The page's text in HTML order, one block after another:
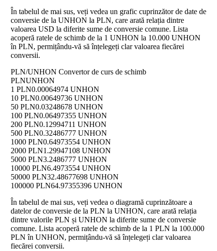
În tabelul de mai sus, veți vedea un grafic cuprinzător de date de
conversie de la UNHON la PLN, care arată relația dintre
valoarea USD la diferite sume de conversie comune. Lista
acoperă ratele de schimb de la 1 UNHON la 10.000 UNHON
în PLN, permițându-vă să înțelegeți clar valoarea fiecărei
conversii.
PLN/UNHON Convertor de curs de schimb
PLNUNHON
1 PLN0.00064974 UNHON
10 PLN0.00649736 UNHON
50 PLN0.03248678 UNHON
100 PLN0.06497355 UNHON
200 PLN0.12994711 UNHON
500 PLN0.32486777 UNHON
1000 PLN0.64973554 UNHON
2000 PLN1.29947108 UNHON
5000 PLN3.2486777 UNHON
10000 PLN6.4973554 UNHON
50000 PLN32.48677698 UNHON
100000 PLN64.97355396 UNHON
În tabelul de mai sus, veți vedea o diagramă cuprinzătoare a
datelor de conversie de la PLN la UNHON, care arată relația
dintre valorile PLN și UNHON la diferite sume de conversie
comune. Lista acoperă ratele de schimb de la 1 PLN la 100.000
PLN în UNHON, permițându-vă să înțelegeți clar valoarea
fiecărei conversii.